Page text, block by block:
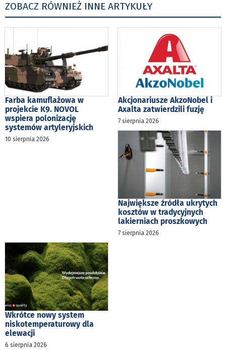
ZOBACZ RÓWNIEŻ INNE ARTYKUŁY
Farba kamuflażowa w
projekcie K9. NOVOL
wspiera polonizację
systemów artyleryjskich
10 sierpnia 2026
Akcjonariusze AkzoNobel i
Axalta zatwierdzili fuzję
7 sierpnia 2026
Największe źródła ukrytych
kosztów w tradycyjnych
lakierniach proszkowych
7 sierpnia 2026
Wkrótce nowy system
niskotemperaturowy dla
elewacji
6 sierpnia 2026